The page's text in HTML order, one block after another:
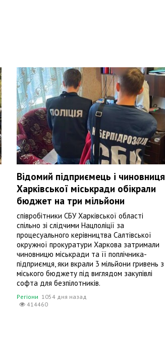
Відомий підприємець і чиновниця
Харківської міськради обікрали
бюджет на три мільйони
співробітники СБУ Харківської області
спільно зі слідчими Нацполіції за
процесуального керівництва Салтівської
окружної прокуратури Харкова затримали
чиновницю міськради та її поплічника-
підприємця, яки вкрали 3 мільйони гривень з
міського бюджету під виглядом закупівлі
софта для безпілотників.
Регіони 1054 дня назад
414460